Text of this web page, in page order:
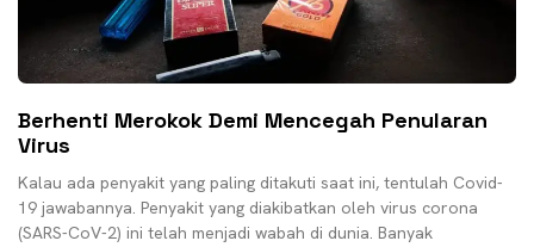
Berhenti Merokok Demi Mencegah Penularan
Virus
Kalau ada penyakit yang paling ditakuti saat ini, tentulah Covid-
19 jawabannya. Penyakit yang diakibatkan oleh virus corona
(SARS-CoV-2) ini telah menjadi wabah di dunia. Banyak